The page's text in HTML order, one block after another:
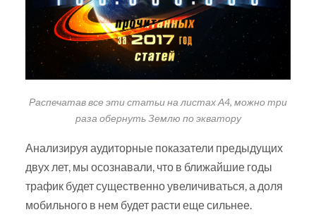
Распечатав все эти статьи на листах А4, можно три
раза обернуть Землю по экватору
Анализируя аудиторные показатели предыдущих
двух лет, мы осознавали, что в ближайшие годы
трафик будет существенно увеличиваться, а доля
мобильного в нем будет расти еще сильнее.